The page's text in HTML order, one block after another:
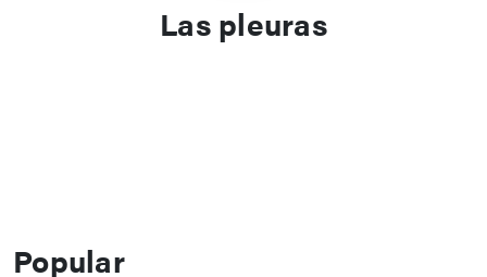
Las pleuras
Popular